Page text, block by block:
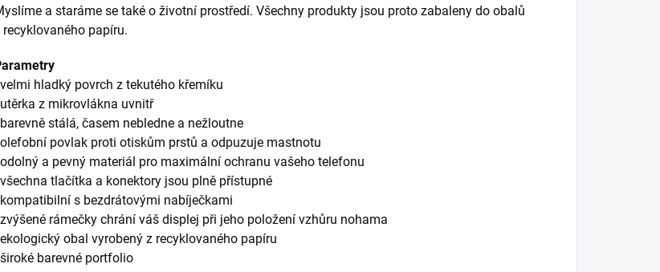
a staráme se také o životní prostředí. Všechny produkty jsou proto zabaleny do obalů
recyklovaného papíru.
hladký povrch z tekutého křemíku
z mikrovlákna uvnitř
stálá, časem nebledne a nežloutne
povlak proti otiskům prstů a odpuzuje mastnotu
a pevný materiál pro maximální ochranu vašeho telefonu
tlačítka a konektory jsou plně přístupné
s bezdrátovými nabíječkami
rámečky chrání váš displej při jeho položení vzhůru nohama
obal vyrobený z recyklovaného papíru
barevné portfolio